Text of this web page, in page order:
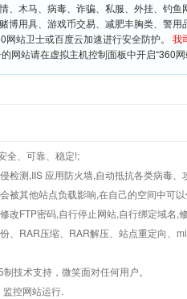
、木马、病毒、诈骗、私服、外挂、钓
博用具、游戏币交易、减肥丰胸类、警
网站卫士或百度云加速进行安全防护。 我
网站请在虚拟主机控制面板中开启“360
全、可靠、稳定!;
检测,IIS 应用防火墙,自动抵抗各类病毒、
被其他站点负载影响,在自己的空间中可
改FTP密码,自行停止网站,自行绑定域名,
、RAR压缩、RAR解压、站点重定向、
技术支持，微笑面对任何用户。
控网站运行.